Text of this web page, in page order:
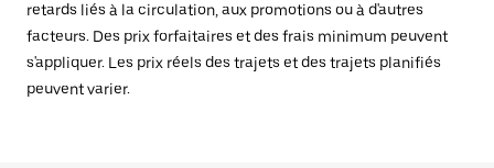
retards liés à la circulation, aux promotions ou à d'autres
facteurs. Des prix forfaitaires et des frais minimum peuvent
s'appliquer. Les prix réels des trajets et des trajets planifiés
peuvent varier.